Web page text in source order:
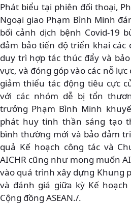
Phát biểu tại phiên đối thoại,
Ngoại giao Phạm Bình Minh
bối cảnh dịch bệnh Covid-19
đảm bảo tiến độ triển khai các
duy trì hợp tác thúc đẩy và
vực, và đóng góp vào các nỗ lực
giảm thiểu tác động tiêu cực
với các nhóm dễ bị tổn
trưởng Phạm Bình Minh
phát huy tinh thần sáng tạo
bình thường mới và bảo đảm
quả Kế hoạch công tác và
AICHR cũng như mong muốn
vào quá trình xây dựng Khung
và đánh giá giữa kỳ Kế
Cộng đồng ASEAN./.